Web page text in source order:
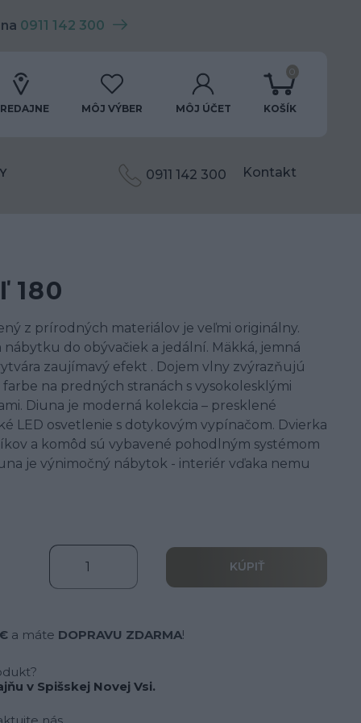
0911 142 300
MÔJ VÝBER MÔJ ÚČET KOŠÍK
0
0911 142 300 Kontakt
180
z prírodných materiálov je veľmi originálny.
do obývačiek a jedální. Mäkká, jemná
zaujímavý efekt . Dojem vlny zvýrazňujú
na predných stranách s vysokolesklými
Diuna je moderná kolekcia – presklené
LED osvetlenie s dotykovým vypínačom. Dvierka
a komôd sú vybavené pohodlným systémom
je výnimočný nábytok - interiér vďaka nemu
KÚPIŤ
a máte DOPRAVU ZDARMA!
v Spišskej Novej Vsi.